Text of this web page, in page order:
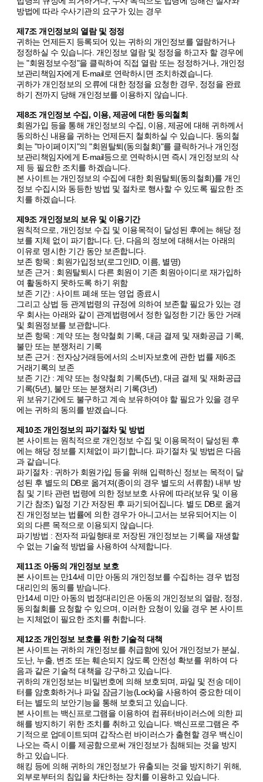
방법에 따라 수사기관의 요구가 있는 경우
제7조 개인정보의 열람 및 정정
귀하는 언제든지 등록되어 있는 귀하의 개인정보를 열람하거나
정정하실 수 있습니다. 개인정보 열람 및 정정을 하고자 할 경우에
는 "회원정보수정"을 클릭하여 직접 열람 또는 정정하거나, 개인정
보관리책임자에게 E-mail로 연락하시면 조치하겠습니다.
귀하가 개인정보의 오류에 대한 정정을 요청한 경우, 정정을 완료
하기 전까지 당해 개인정보를 이용하지 않습니다.
제8조 개인정보 수집, 이용, 제공에 대한 동의철회
회원가입 등을 통해 개인정보의 수집, 이용, 제공에 대해 귀하께서
동의하신 내용을 귀하는 언제든지 철회하실 수 있습니다. 동의철
회는 "마이페이지"의 "회원탈퇴(동의철회)"를 클릭하거나 개인정
보관리책임자에게 E-mail등으로 연락하시면 즉시 개인정보의 삭
제 등 필요한 조치를 하겠습니다.
본 사이트는 개인정보의 수집에 대한 회원탈퇴(동의철회)를 개인
정보 수집시와 동등한 방법 및 절차로 행사할 수 있도록 필요한 조
치를 하겠습니다.
제9조 개인정보의 보유 및 이용기간
원칙적으로, 개인정보 수집 및 이용목적이 달성된 후에는 해당 정
보를 지체 없이 파기합니다. 단, 다음의 정보에 대해서는 아래의
이유로 명시한 기간 동안 보존합니다.
보존 항목 : 회원가입정보(로그인ID, 이름, 별명)
보존 근거 : 회원탈퇴시 다른 회원이 기존 회원아이디로 재가입하
여 활동하지 못하도록 하기 위함
보존 기간 : 사이트 폐쇄 또는 영업 종료시
그리고 상법 등 관계법령의 규정에 의하여 보존할 필요가 있는 경
우 회사는 아래와 같이 관계법령에서 정한 일정한 기간 동안 거래
및 회원정보를 보관합니다.
보존 항목 : 계약 또는 청약철회 기록, 대금 결제 및 재화공급 기록,
불만 또는 분쟁처리 기록
보존 근거 : 전자상거래등에서의 소비자보호에 관한 법률 제6조
거래기록의 보존
보존 기간 : 계약 또는 청약철회 기록(5년), 대금 결제 및 재화공급
기록(5년), 불만 또는 분쟁처리 기록(3년)
위 보유기간에도 불구하고 계속 보유하여야 할 필요가 있을 경우
에는 귀하의 동의를 받겠습니다.
제10조 개인정보의 파기절차 및 방법
본 사이트는 원칙적으로 개인정보 수집 및 이용목적이 달성된 후
에는 해당 정보를 지체없이 파기합니다. 파기절차 및 방법은 다음
과 같습니다.
파기절차 : 귀하가 회원가입 등을 위해 입력하신 정보는 목적이 달
성된 후 별도의 DB로 옮겨져(종이의 경우 별도의 서류함) 내부 방
침 및 기타 관련 법령에 의한 정보보호 사유에 따라(보유 및 이용
기간 참조) 일정 기간 저장된 후 파기되어집니다. 별도 DB로 옮겨
진 개인정보는 법률에 의한 경우가 아니고서는 보유되어지는 이
외의 다른 목적으로 이용되지 않습니다.
파기방법 : 전자적 파일형태로 저장된 개인정보는 기록을 재생할
수 없는 기술적 방법을 사용하여 삭제합니다.
제11조 아동의 개인정보 보호
본 사이트는 만14세 미만 아동의 개인정보를 수집하는 경우 법정
대리인의 동의를 받습니다.
만14세 미만 아동의 법정대리인은 아동의 개인정보의 열람, 정정,
동의철회를 요청할 수 있으며, 이러한 요청이 있을 경우 본 사이트
는 지체없이 필요한 조치를 취합니다.
제12조 개인정보 보호를 위한 기술적 대책
본 사이트는 귀하의 개인정보를 취급함에 있어 개인정보가 분실,
도난, 누출, 변조 또는 훼손되지 않도록 안전성 확보를 위하여 다
음과 같은 기술적 대책을 강구하고 있습니다.
귀하의 개인정보는 비밀번호에 의해 보호되며, 파일 및 전송 데이
터를 암호화하거나 파일 잠금기능(Lock)을 사용하여 중요한 데이
터는 별도의 보안기능을 통해 보호되고 있습니다.
본 사이트는 백신프로그램을 이용하여 컴퓨터바이러스에 의한 피
해를 방지하기 위한 조치를 취하고 있습니다. 백신프로그램은 주
기적으로 업데이트되며 갑작스런 바이러스가 출현할 경우 백신이
나오는 즉시 이를 제공함으로써 개인정보가 침해되는 것을 방지
하고 있습니다.
해킹 등에 의해 귀하의 개인정보가 유출되는 것을 방지하기 위해,
외부로부터의 침입을 차단하는 장치를 이용하고 있습니다.